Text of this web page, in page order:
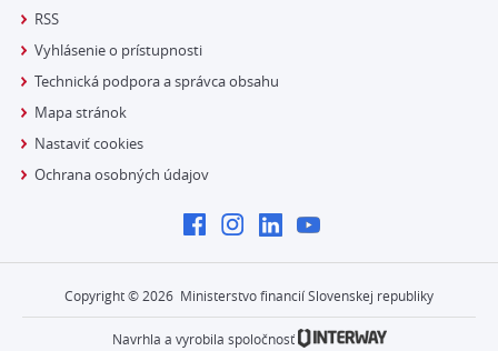
RSS
Vyhlásenie o prístupnosti
Technická podpora a správca obsahu
Mapa stránok
Nastaviť cookies
Ochrana osobných údajov
Copyright © 2026 Ministerstvo financií Slovenskej republiky
Navrhla a vyrobila spoločnosť